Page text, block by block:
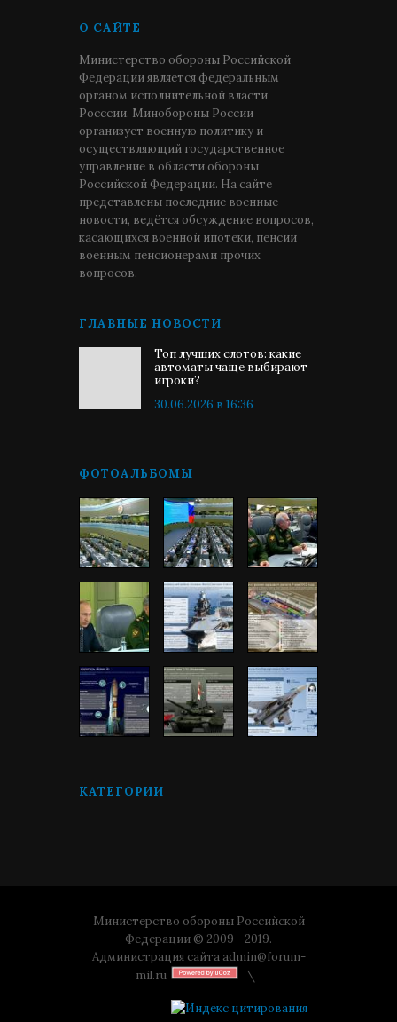
О САЙТЕ
Министерство обороны Российской
Федерации является федеральным
органом исполнительной власти
Росссии. Минобороны России
организует военную политику и
осуществляющий государственное
управление в области обороны
Российской Федерации. На сайте
представлены последние военные
новости, ведётся обсуждение вопросов,
касающихся военной ипотеки, пенсии
военным пенсионерами прочих
вопросов.
ГЛАВНЫЕ НОВОСТИ
Топ лучших слотов: какие
автоматы чаще выбирают
игроки?
30.06.2026 в 16:36
ФОТОАЛЬБОМЫ
КАТЕГОРИИ
Министерство обороны Российской
Федерации © 2009 - 2019.
Администрация сайта admin@forum-
mil.ru